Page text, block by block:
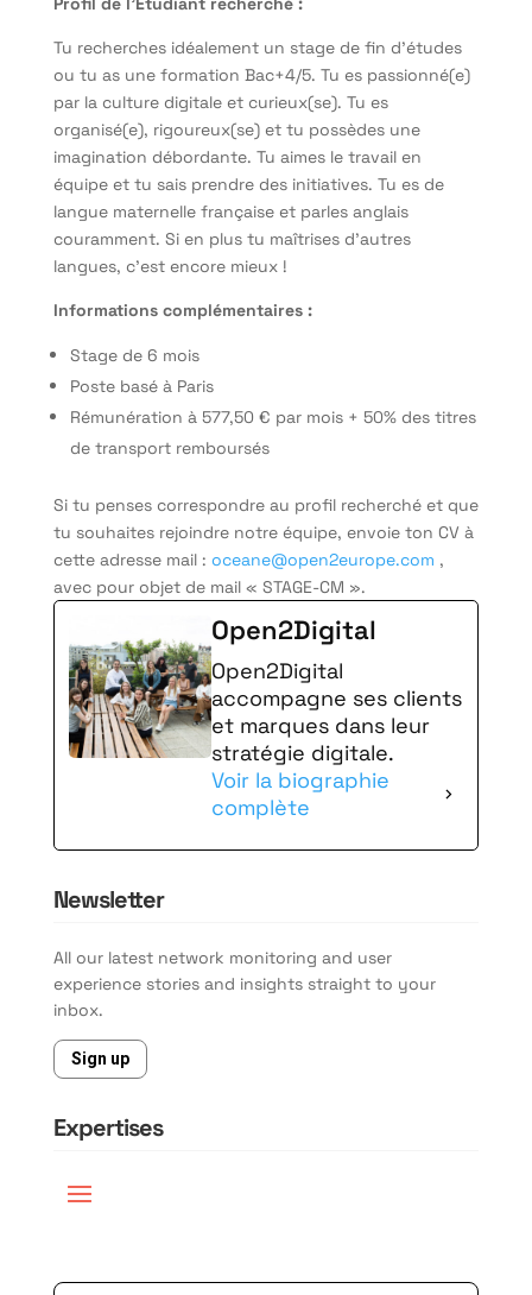
Tu recherches idéalement un stage de fin d’études
ou tu as une formation Bac+4/5. Tu es passionné(e)
par la culture digitale et curieux(se). Tu es
organisé(e), rigoureux(se) et tu possèdes une
imagination débordante. Tu aimes le travail en
équipe et tu sais prendre des initiatives. Tu es de
langue maternelle française et parles anglais
couramment. Si en plus tu maîtrises d’autres
langues, c’est encore mieux !
Informations complémentaires :
Stage de 6 mois
Poste basé à Paris
Rémunération à 577,50 € par mois + 50% des titres
de transport remboursés
Si tu penses correspondre au profil recherché et que
tu souhaites rejoindre notre équipe, envoie ton CV à
cette adresse mail : oceane@open2europe.com ,
avec pour objet de mail « STAGE-CM ».
Open2Digital
Open2Digital
accompagne ses clients
et marques dans leur
stratégie digitale.
Voir la biographie
complète
Newsletter
All our latest network monitoring and user
experience stories and insights straight to your
inbox.
Sign up
Expertises